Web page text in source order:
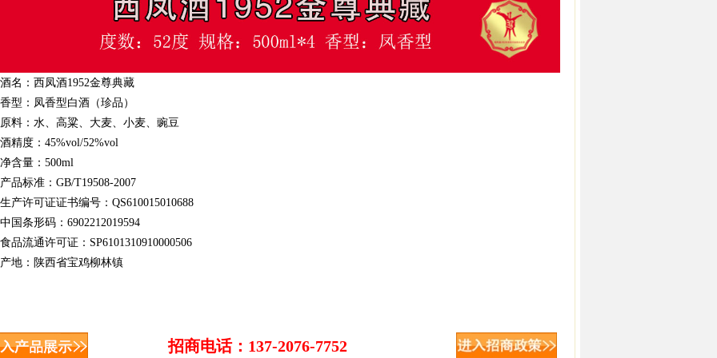
：西凤酒1952金尊典藏
：凤香型白酒（珍品）
：水、高粱、大麦、小麦、豌豆
度：45%vol/52%vol
含量：500ml
标准：GB/T19508-2007
许可证证书编号：QS610015010688
国条形码： 6902212019594
流通许可证：SP6101310910000506
地：陕西省宝鸡柳林镇
招商电话：137-2076-7752